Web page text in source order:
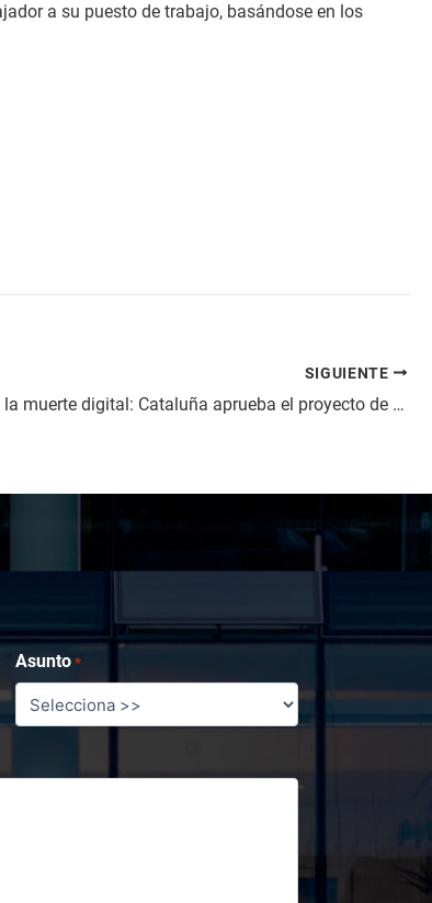
a su puesto de trabajo, basándose en los
SIGUIENTE
Hacia el derecho a la muerte digital: Cataluña aprueba el proyecto de Ley de Últimas Voluntades
Asunto *